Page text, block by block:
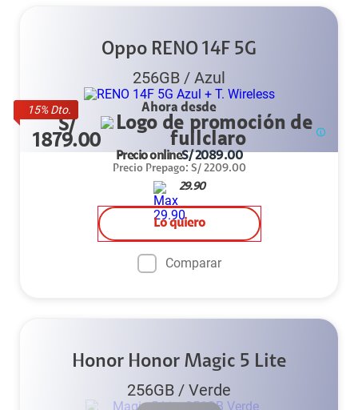
15% Dto.
Oppo RENO 14F 5G
256GB / Azul
Ahora desde
S/
1879.00
Precio onlineS/2089.00
Precio Prepago: S/ 2209.00
29.90
Lo quiero
Comparar
Honor Honor Magic 5 Lite
256GB / Verde